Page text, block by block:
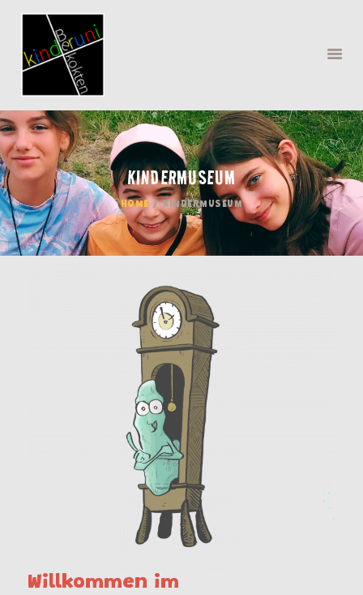
KINDERMUSEUM
HOME KINDERMUSEUM
MENÜ
Willkommen im